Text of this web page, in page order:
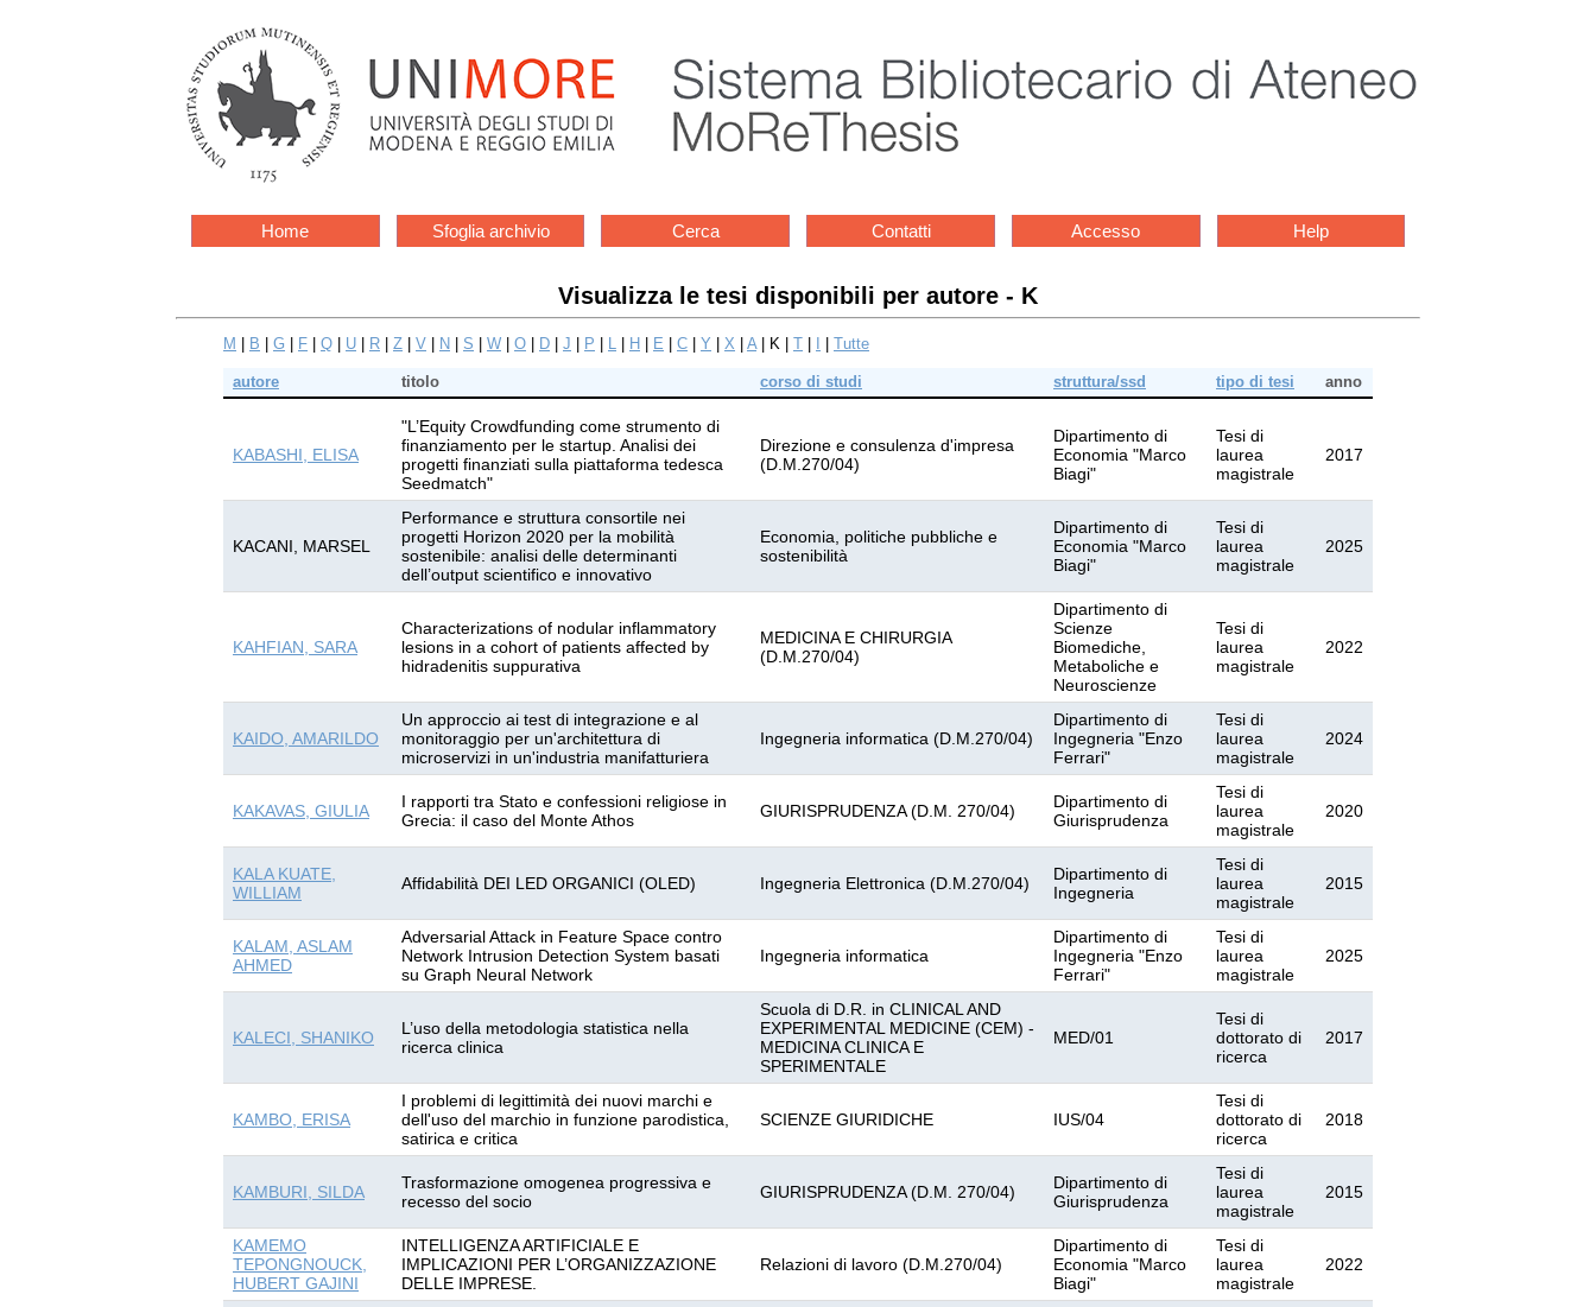
Home Sfoglia archivio Cerca Contatti Accesso Help
Visualizza le tesi disponibili per autore - K
M B G F Q U R Z V N S W O D J P L H E C Y X A| K | T Tutte
autore titolo corso di studi struttura/ssd tipo di tesi anno
KABASHI, ELISA
"L’Equity Crowdfunding come strumento di
finanziamento per le startup. Analisi dei
progetti finanziati sulla piattaforma tedesca
Seedmatch"
Direzione e consulenza d'impresa
(D.M.270/04)
Dipartimento di
Economia "Marco
Biagi"
Tesi di
laurea
magistrale
2017
KACANI, MARSEL
Performance e struttura consortile nei
progetti Horizon 2020 per la mobilità
sostenibile: analisi delle determinanti
dell’output scientifico e innovativo
Economia, politiche pubbliche e
sostenibilità
Dipartimento di
Economia "Marco
Biagi"
Tesi di
laurea
magistrale
2025
KAHFIAN, SARA
Characterizations of nodular inflammatory
lesions in a cohort of patients affected by
hidradenitis suppurativa
MEDICINA E CHIRURGIA
(D.M.270/04)
Dipartimento di
Scienze
Biomediche,
Metaboliche e
Neuroscienze
Tesi di
laurea
magistrale
2022
KAIDO, AMARILDO
Un approccio ai test di integrazione e al
monitoraggio per un'architettura di
microservizi in un'industria manifatturiera
Ingegneria informatica (D.M.270/04)
Dipartimento di
Ingegneria "Enzo
Ferrari"
Tesi di
laurea
magistrale
2024
KAKAVAS, GIULIA
I rapporti tra Stato e confessioni religiose in
Grecia: il caso del Monte Athos
GIURISPRUDENZA (D.M. 270/04)
Dipartimento di
Giurisprudenza
Tesi di
laurea
magistrale
2020
KALA KUATE,
WILLIAM
Affidabilità DEI LED ORGANICI (OLED) Ingegneria Elettronica (D.M.270/04)
Dipartimento di
Ingegneria
Tesi di
laurea
magistrale
2015
KALAM, ASLAM
AHMED
Adversarial Attack in Feature Space contro
Network Intrusion Detection System basati
su Graph Neural Network
Ingegneria informatica
Dipartimento di
Ingegneria "Enzo
Ferrari"
Tesi di
laurea
magistrale
2025
KALECI, SHANIKO
L’uso della metodologia statistica nella
ricerca clinica
Scuola di D.R. in CLINICAL AND
EXPERIMENTAL MEDICINE (CEM) -
MEDICINA CLINICA E
SPERIMENTALE
MED/01
Tesi di
dottorato di
ricerca
2017
KAMBO, ERISA
I problemi di legittimità dei nuovi marchi e
dell'uso del marchio in funzione parodistica,
satirica e critica
SCIENZE GIURIDICHE IUS/04
Tesi di
dottorato di
ricerca
2018
KAMBURI, SILDA
Trasformazione omogenea progressiva e
recesso del socio
GIURISPRUDENZA (D.M. 270/04)
Dipartimento di
Giurisprudenza
Tesi di
laurea
magistrale
2015
KAMEMO
TEPONGNOUCK,
HUBERT GAJINI
INTELLIGENZA ARTIFICIALE E
IMPLICAZIONI PER L’ORGANIZZAZIONE
DELLE IMPRESE.
Relazioni di lavoro (D.M.270/04)
Dipartimento di
Economia "Marco
Biagi"
Tesi di
laurea
magistrale
2022